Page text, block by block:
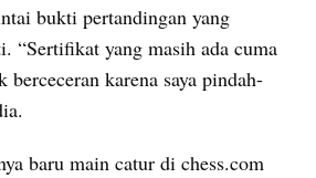
bukti pertandingan yang
“Sertifikat yang masih ada cuma
berceceran karena saya pindah-
baru main catur di chess.com